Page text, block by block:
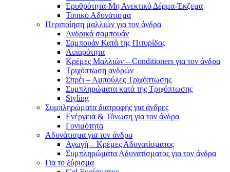
Ερυθρότητα-Μη Ανεκτικό Δέρμα-Έκζεμα
Τοπικό Αδυνάτισμα
Περιποίηση μαλλιών για τον άνδρα
Ανδρικά σαμπουάν
Σαμπουάν Κατά της Πιτυρίδας
Λιπαρότητα
Κρέμες Μαλλιών – Conditioners για τον άνδρα
Τριχόπτωση ανδρών
Σπρέι – Αμπούλες Τριχόπτωσης
Συμπληρώματα κατά της Τριχόπτωσης
Styling
Συμπληρώματα διατροφής για άνδρες
Ενέργεια & Τόνωση για τον άνδρα
Γονιμότητα
Αδυνάτισμα για τον άνδρα
Αγωγή – Κρέμες Αδυνατίσματος
Συμπληρώματα Αδυνατίσματος για τον άνδρα
Για το ξύρισμα